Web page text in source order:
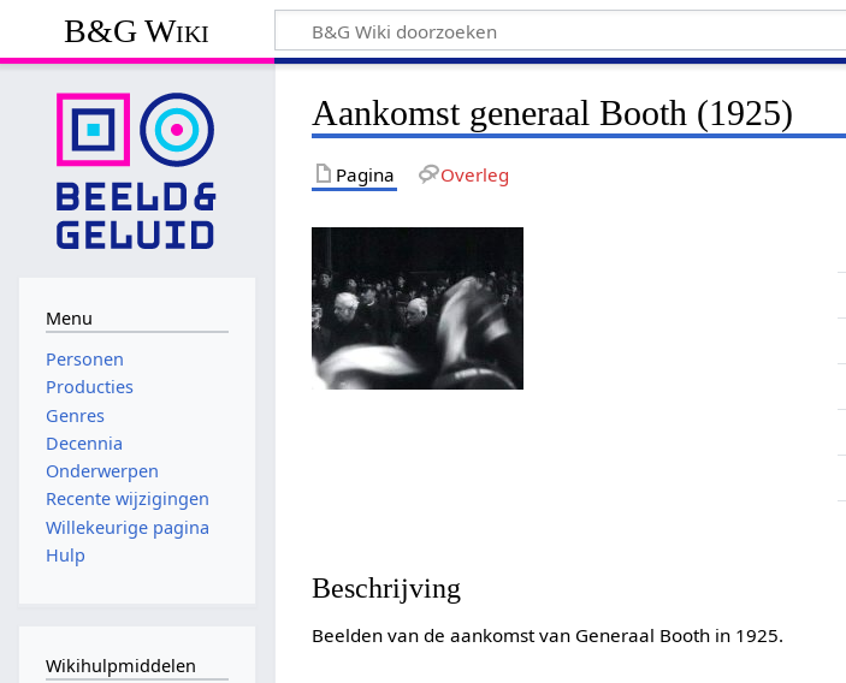
B&G Wiki
Aankomst generaal Booth (1925)
Pagina Overleg
Beschrijving
Beelden van de aankomst van Generaal Booth in 1925.
Menu
Personen
Producties
Genres
Decennia
Onderwerpen
Recente wijzigingen
Willekeurige pagina
Hulp
Wikihulpmiddelen